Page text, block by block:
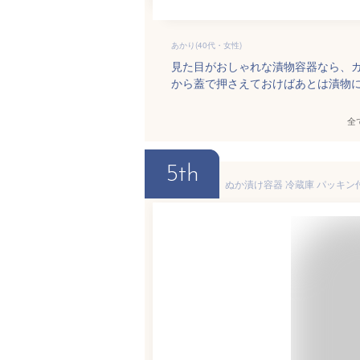
あかり(40代・女性)
見た目がおしゃれな漬物容器なら、
から蓋で押さえておけばあとは漬物
全
5th